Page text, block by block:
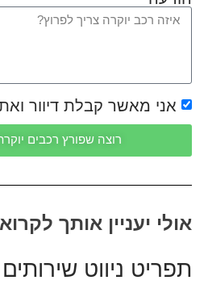
אני מאשר קבלת דיוור
רוצה שפורץ רכבים
אולי יעניין אותך
תפריט ניווט